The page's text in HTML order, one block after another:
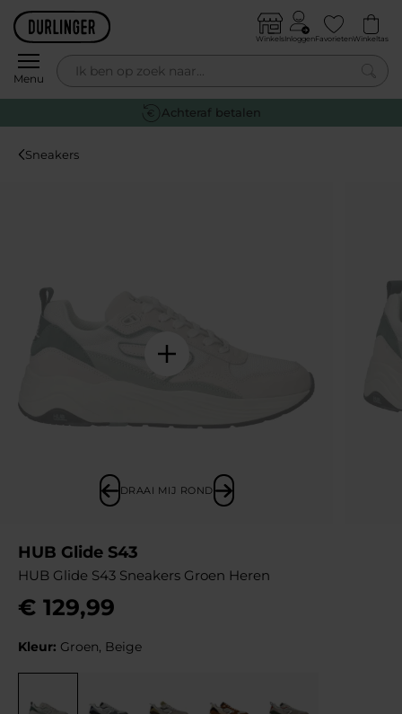
Skip to content
Menu
WinkelsInloggenFavorietenWinkeltas
0
Gratis retourneren
Sneakers
DRAAI MIJ ROND
HUB Glide S43
HUB Glide S43 Sneakers Groen Heren
€ 129,99
Kleur: Groen, Beige